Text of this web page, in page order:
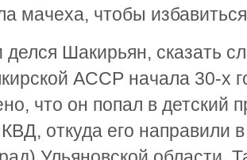
мачеха, чтобы
делся Шакирьян, сказать
АССР начала 30-х
что он попал в детский
откуда его направили